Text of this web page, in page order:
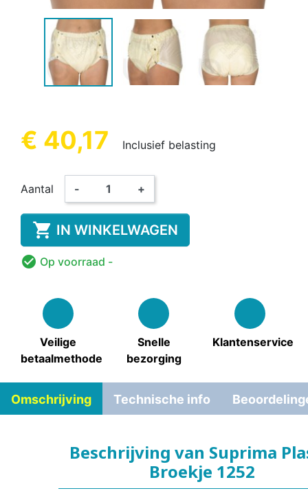
€ 40,17 Inclusief belasting
Aantal - +
 IN WINKELWAGEN
 Op voorraad -
Veilige
betaalmethode
Snelle
bezorging
Klantenservice
Omschrijving Technische info
Beschrijving van Suprima
Broekje 1252